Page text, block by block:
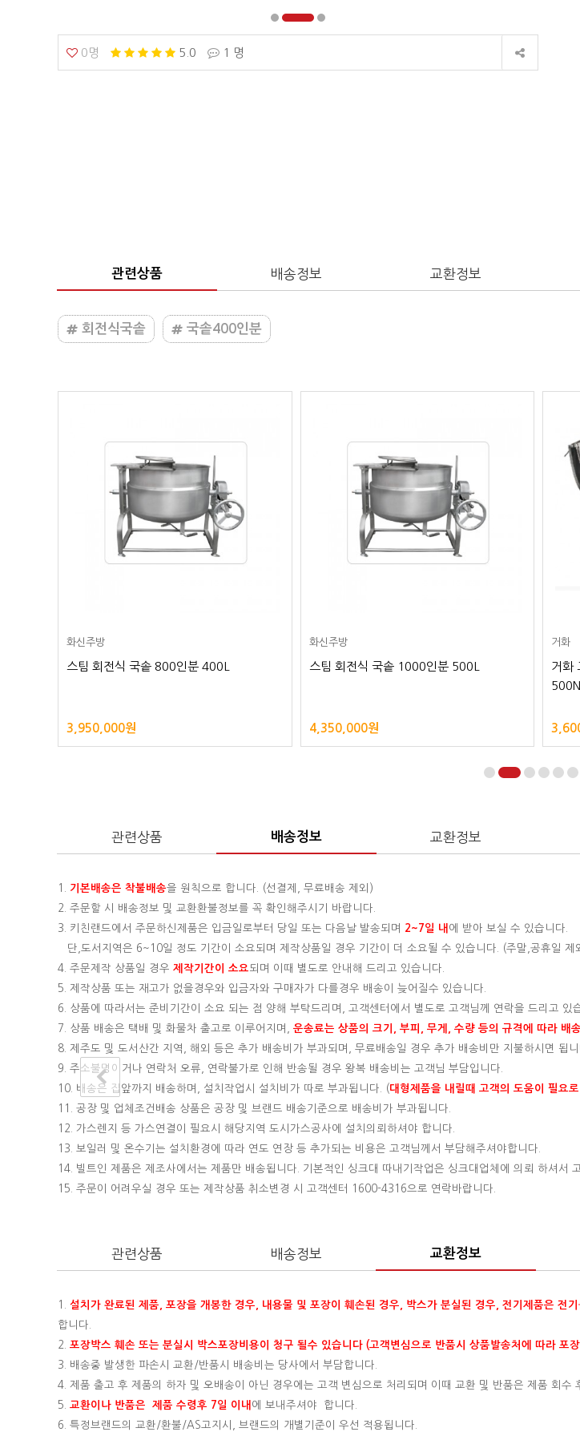
0명 5.0 1 명
관련상품 배송정보 교환정보
회전식국솥 국솥400인분
화신주방
스팀 회전식 국솥 800인분 400L
3,950,000원
화신주방
스팀 회전식 국솥 1000인분 500L
4,350,000원
거화
거화
관련상품 배송정보 교환정보
1. 기본배송은 착불배송을 원칙으로 합니다. (선결제, 무료배송 제외)
2. 주문할 시 배송정보 및 교환환불정보를 꼭 확인해주시기 바랍니다.
3. 키친랜드에서 주문하신제품은 입금일로부터 당일 또는 다음날 발송되며
2~7일 내 에 받아 보실 수 있습니다.
단,도서지역은 6~10일 정도 기간이 소요되며 제작상품일 경우 기간이 더 소요될 수 있습니다. (주말,공휴일 제
4. 주문제작 상품일 경우 제작기간이 소요 되며 이때 별도로 안내해 드리고 있습니다.
5. 제작상품 또는 재고가 없을경우와 입금자와 구매자가 다를경우 배송이 늦어질수 있습니다.
6. 상품에 따라서는 준비기간이 소요 되는 점 양해 부탁드리며, 고객센터에서 별도로 고객님께 연락을 드리고 있
7. 상품 배송은 택배 및 화물차 출고로 이루어지며, 운송료는 상품의 크기, 부피, 무게, 수량 등의 규격에 따라 배
8. 제주도 및 도서산간 지역, 해외 등은 추가 배송비가 부과되며, 무료배송일 경우 추가 배송비만 지불하시면 됩니
9. 주소불명이거나 연락처 오류, 연락불가로 인해 반송될 경우 왕복 배송비는 고객님 부담입니다.
10. 배송은 집앞까지 배송하며, 설치작업시 설치비가 따로 부과됩니다. (대형제품을 내릴때 고객의 도움이 필요
11. 공장 및 업체조건배송 상품은 공장 및 브랜드 배송기준으로 배송비가 부과됩니다.
12. 가스렌지 등 가스연결이 필요시 해당지역 도시가스공사에 설치의뢰하셔야 합니다.
13. 보일러 및 온수기는 설치환경에 따라 연도 연장 등 추가되는 비용은 고객님께서 부담해주셔야합니다.
14. 빌트인 제품은 제조사에서는 제품만 배송됩니다. 기본적인 싱크대 따내기작업은 싱크대업체에 의뢰 하셔서
15. 주문이 어려우실 경우 또는 제작상품 취소변경 시 고객센터 1600-4316으로 연락바랍니다.
관련상품 배송정보 교환정보
1. 설치가 완료된 제품, 포장을 개봉한 경우, 내용물 및 포장이 훼손된 경우, 박스가 분실된 경우, 전기제품은
합니다.
2. 포장박스 훼손 또는 분실시 박스포장비용이 청구 될수 있습니다 (고객변심으로 반품시 상품발송처에 따라 포
3. 배송중 발생한 파손시 교환/반품시 배송비는 당사에서 부담합니다.
4. 제품 출고 후 제품의 하자 및 오배송이 아닌 경우에는 고객 변심으로 처리되며 이때 교환 및 반품은 제품 회
5. 교환이나 반품은 제품 수령후 7일 이내 에 보내주셔야 합니다.
6. 특정브랜드의 교환/환불/AS고지시, 브랜드의 개별기준이 우선 적용됩니다.